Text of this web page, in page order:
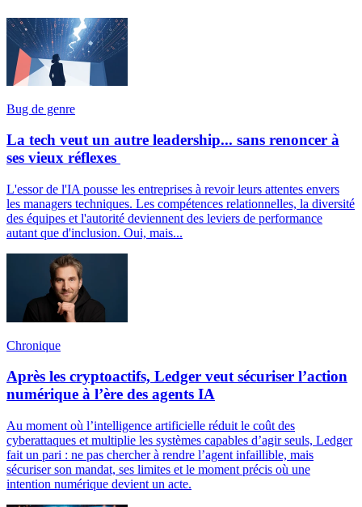
Bug de genre
La tech veut un autre leadership... sans renoncer à
ses vieux réflexes
L'essor de l'IA pousse les entreprises à revoir leurs attentes envers
les managers techniques. Les compétences relationnelles, la diversité
des équipes et l'autorité deviennent des leviers de performance
autant que d'inclusion. Oui, mais...
Chronique
Après les cryptoactifs, Ledger veut sécuriser l’action
numérique à l’ère des agents IA
Au moment où l’intelligence artificielle réduit le coût des
cyberattaques et multiplie les systèmes capables d’agir seuls, Ledger
fait un pari : ne pas chercher à rendre l’agent infaillible, mais
sécuriser son mandat, ses limites et le moment précis où une
intention numérique devient un acte.